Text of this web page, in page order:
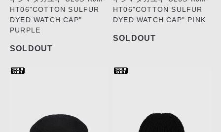
HT06"COTTON SULFUR
DYED WATCH CAP"
PURPLE
SOLDOUT
HT06"COTTON SULFUR
DYED WATCH CAP" PINK
SOLDOUT